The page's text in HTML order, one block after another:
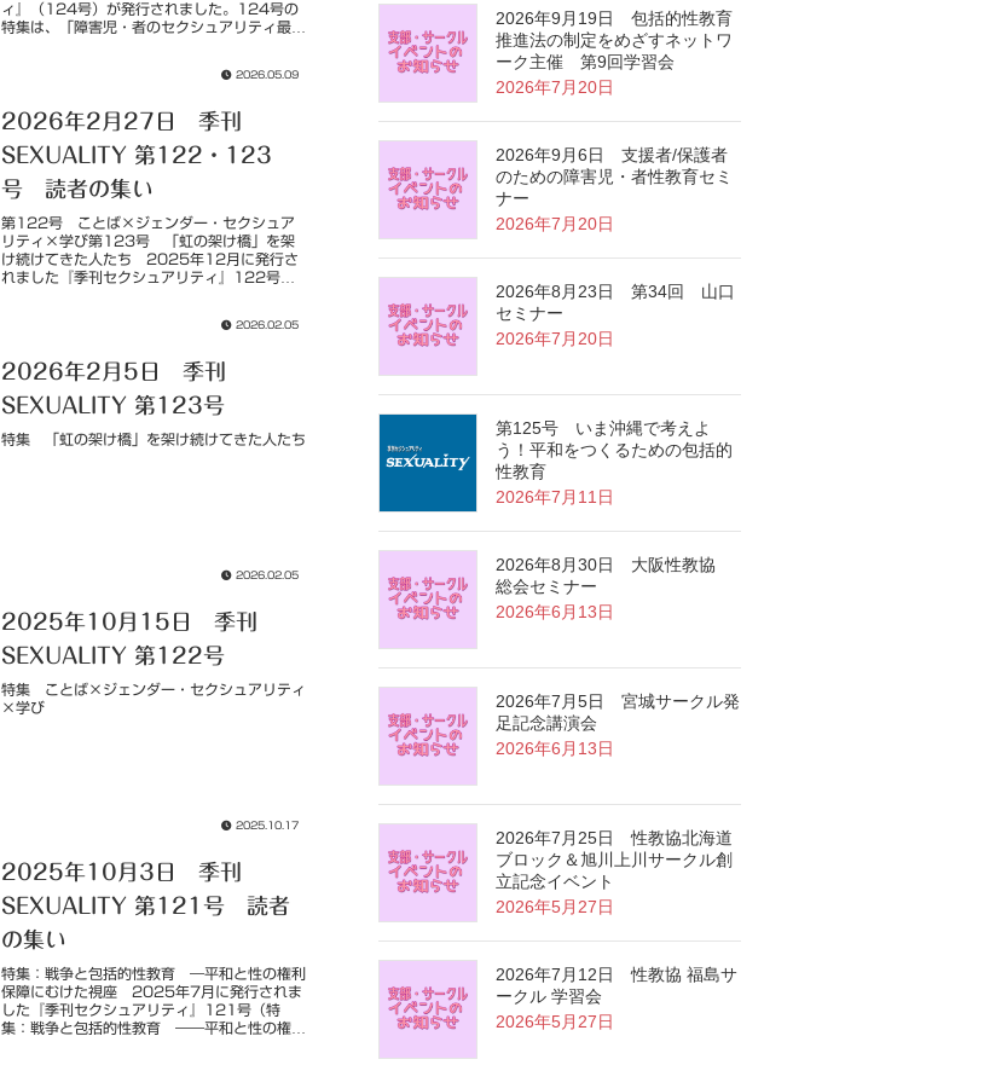
ィ』（124号）が発行されました。124号の
特集は、「障害児・者のセクシュアリティ最前
2026.05.09
2026年2月27日 季刊
SEXUALITY 第122・123
号 読者の集い
第122号 ことば×ジェンダー・セクシュア
リティ×学び第123号 「虹の架け橋」を架
け続けてきた人たち 2025年12月に発行さ
れました『季刊セクシュアリティ』122号
2026.02.05
2026年2月5日 季刊
SEXUALITY 第123号
特集 「虹の架け橋」を架け続けてきた人たち
2026.02.05
2025年10月15日 季刊
SEXUALITY 第122号
特集 ことば×ジェンダー・セクシュアリティ
×学び
2025.10.17
2025年10月3日 季刊
SEXUALITY 第121号 読者
の集い
特集：戦争と包括的性教育 ―平和と性の権利
保障にむけた視座 2025年7月に発行されま
した『季刊セクシュアリティ』121号（特
集：戦争と包括的性教育 ――平和と性の権利
2026年9月19日 包括的性教育
推進法の制定をめざすネットワ
ーク主催 第9回学習会
2026年7月20日
2026年9月6日 支援者/保護者
のための障害児・者性教育セミ
ナー
2026年7月20日
2026年8月23日 第34回 山口
セミナー
2026年7月20日
第125号 いま沖縄で考えよ
う！平和をつくるための包括的
性教育
2026年7月11日
2026年8月30日 大阪性教協
総会セミナー
2026年6月13日
2026年7月5日 宮城サークル発
足記念講演会
2026年6月13日
2026年7月25日 性教協北海道
ブロック＆旭川上川サークル創
立記念イベント
2026年5月27日
2026年7月12日 性教協 福島サ
ークル 学習会
2026年5月27日